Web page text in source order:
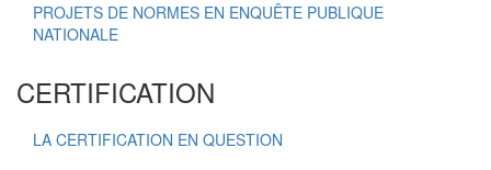
PROJETS DE NORMES EN ENQUÊTE PUBLIQUE
NATIONALE
CERTIFICATION
LA CERTIFICATION EN QUESTION